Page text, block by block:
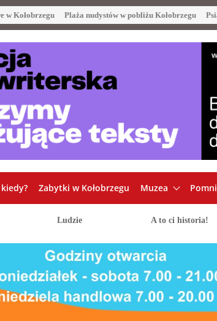
w Kołobrzegu Plaża nudystów w pobliżu Kołobrzegu
Zabytki w Kołobrzegu Muzea
Ludzie A to ci historia!